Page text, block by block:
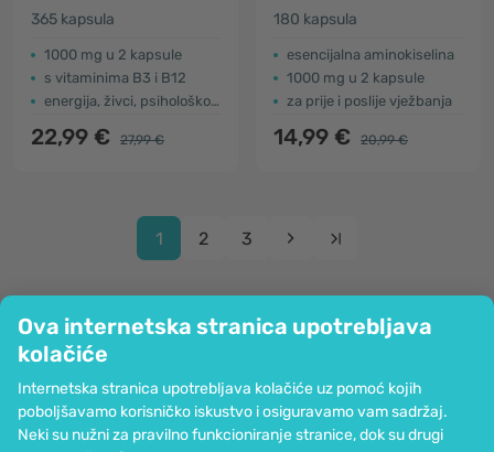
Ova internetska stranica upotrebljava
kolačiće
Internetska stranica upotrebljava kolačiće uz pomoć kojih
poboljšavamo korisničko iskustvo i osiguravamo vam sadržaj.
Neki su nužni za pravilno funkcioniranje stranice, dok su drugi
365 kapsula
1000 mg u 2 kapsule
s vitaminima B3 i B12
energija, živci, psihološko djelovanje
22,99 € 27,99 €
180 kapsula
esencijalna aminokiselina
1000 mg u 2 kapsule
za prije i poslije vježbanja
14,99 € 20,99 €
1 2 3
Informacije
Pridružite nam se